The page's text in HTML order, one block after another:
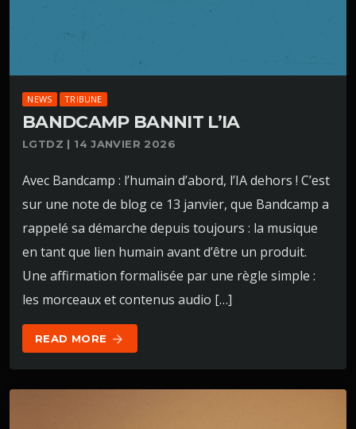
NEWS TRIBUNE
BANDCAMP BANNIT L’IA
LGTDZ | 14 JANVIER 2026
Avec Bandcamp : l’humain d’abord, l’IA dehors ! C’est
sur une note de blog ce 13 janvier, que Bandcamp a
rappelé sa démarche depuis toujours : la musique
en tant que lien humain avant d’être un produit.
Une affirmation formalisée par une règle simple :
les morceaux et contenus audio […]
READ MORE arrow_forward